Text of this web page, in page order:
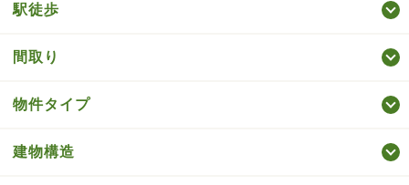
駅徒歩
間取り
物件タイプ
建物構造